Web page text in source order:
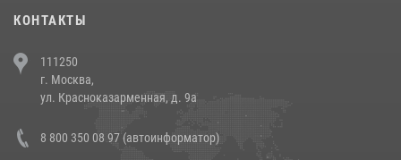
напавших на бригаду скорой помощи (видео)
14 июля 2026, 12:20
В Росгвардии прошла военно-научная конференция по обобщению
боевого опыта
КОНТАКТЫ
111250
г. Москва,
ул. Красноказарменная, д. 9а
8 800 350 08 97 (автоинформатор)